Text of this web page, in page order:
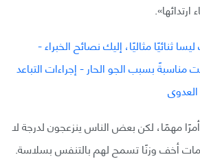
ارتدائها».
مهمًا، لكن بعض الناس ينزعجون لدرجة لا
أخف وزنًا تسمح لهم بالتنفس بسلاسة.